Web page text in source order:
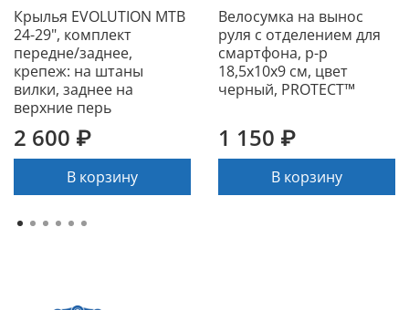
Крылья EVOLUTION MTB
24-29", комплект
передне/заднее,
крепеж: на штаны
вилки, заднее на
верхние перь
2 600 ₽
В корзину
Велосумка на вынос
руля с отделением для
смартфона, р-р
18,5х10х9 см, цвет
черный, PROTECT™
1 150 ₽
В корзину